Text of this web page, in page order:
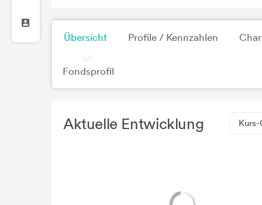
Übersicht Profile / Kennzahlen
Fondsprofil
Aktuelle Entwicklung Kurs-